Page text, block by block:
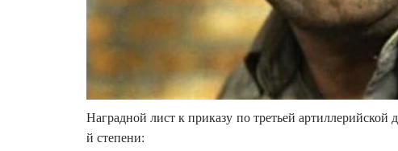
Наградной лист к приказу по третьей
й степени: